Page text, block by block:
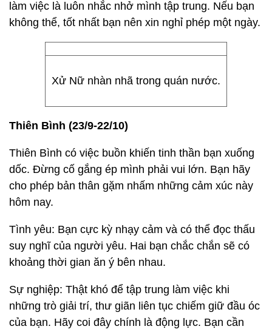
làm việc là luôn nhắc nhở mình tập trung. Nếu bạn
không thể, tốt nhất bạn nên xin nghỉ phép một ngày.
Xử Nữ nhàn nhã trong quán nước.
Thiên Bình (23/9-22/10)
Thiên Bình có việc buồn khiến tinh thần bạn xuống
dốc. Đừng cố gắng ép mình phải vui lớn. Bạn hãy
cho phép bản thân gặm nhấm những cảm xúc này
hôm nay.
Tình yêu: Bạn cực kỳ nhạy cảm và có thể đọc thấu
suy nghĩ của người yêu. Hai bạn chắc chắn sẽ có
khoảng thời gian ăn ý bên nhau.
Sự nghiệp: Thật khó để tập trung làm việc khi
những trò giải trí, thư giãn liên tục chiếm giữ đầu óc
của bạn. Hãy coi đây chính là động lực. Bạn cần